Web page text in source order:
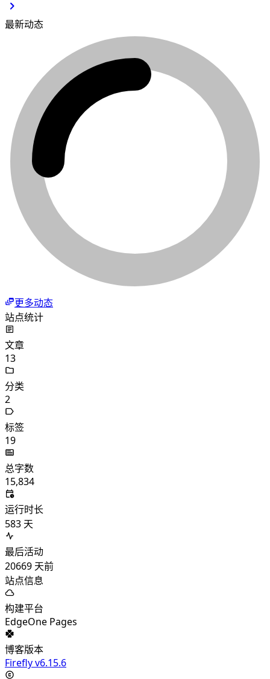
最新动态
更多动态
站点统计
文章
13
分类
2
标签
19
总字数
15,834
运行时长
583 天
最后活动
20669 天前
站点信息
构建平台
EdgeOne Pages
博客版本
Firefly v6.15.6